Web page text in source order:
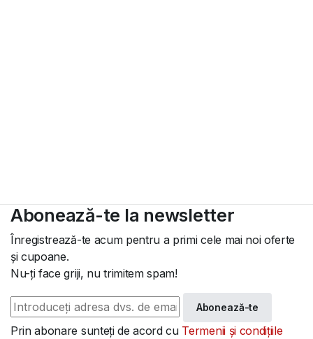
Abonează-te la newsletter
Înregistrează-te acum pentru a primi cele mai noi oferte
și cupoane.
Nu-ți face griji, nu trimitem spam!
Abonează-te
Prin abonare sunteți de acord cu Termenii și condițiile